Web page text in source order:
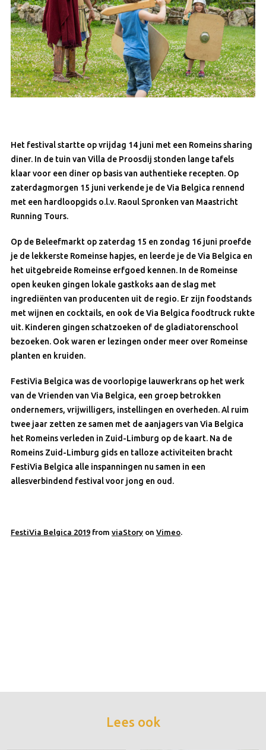
Het festival startte op vrijdag 14 juni met een Romeins sharing
diner. In de tuin van Villa de Proosdij stonden lange tafels
klaar voor een diner op basis van authentieke recepten. Op
zaterdagmorgen 15 juni verkende je de Via Belgica rennend
met een hardloopgids o.l.v. Raoul Spronken van Maastricht
Running Tours.
Op de Beleefmarkt op zaterdag 15 en zondag 16 juni proefde
je de lekkerste Romeinse hapjes, en leerde je de Via Belgica en
het uitgebreide Romeinse erfgoed kennen. In de Romeinse
open keuken gingen lokale gastkoks aan de slag met
ingrediënten van producenten uit de regio. Er zijn foodstands
met wijnen en cocktails, en ook de Via Belgica foodtruck rukte
uit. Kinderen gingen schatzoeken of de gladiatorenschool
bezoeken. Ook waren er lezingen onder meer over Romeinse
planten en kruiden.
FestiVia Belgica was de voorlopige lauwerkrans op het werk
van de Vrienden van Via Belgica, een groep betrokken
ondernemers, vrijwilligers, instellingen en overheden. Al ruim
twee jaar zetten ze samen met de aanjagers van Via Belgica
het Romeins verleden in Zuid-Limburg op de kaart. Na de
Romeins Zuid-Limburg gids en talloze activiteiten bracht
FestiVia Belgica alle inspanningen nu samen in een
allesverbindend festival voor jong en oud.
FestiVia Belgica 2019 from viaStory on Vimeo.
Lees ook